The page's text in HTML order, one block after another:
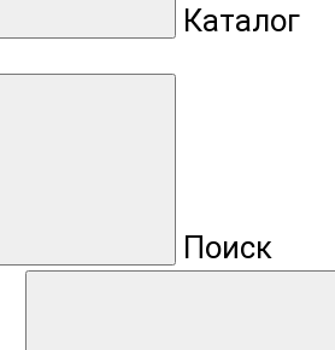
Каталог
Поиск